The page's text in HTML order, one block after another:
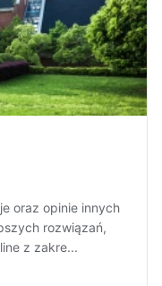
oraz opinie innych
rozwiązań,
z zakre...